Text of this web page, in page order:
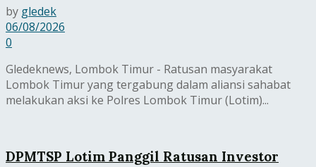
by gledek
06/08/2026
0
Gledeknews, Lombok Timur - Ratusan masyarakat
Lombok Timur yang tergabung dalam aliansi sahabat
melakukan aksi ke Polres Lombok Timur (Lotim)...
DPMTSP Lotim Panggil Ratusan Investor